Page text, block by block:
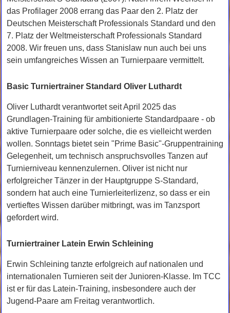
das Profilager 2008 errang das Paar den 2. Platz der
Deutschen Meisterschaft Professionals Standard und den
7. Platz der Weltmeisterschaft Professionals Standard
2008. Wir freuen uns, dass Stanislaw nun auch bei uns
sein umfangreiches Wissen an Turnierpaare vermittelt.
Basic Turniertrainer Standard Oliver Luthardt
Oliver Luthardt verantwortet seit April 2025 das
Grundlagen-Training für ambitionierte Standardpaare - ob
aktive Turnierpaare oder solche, die es vielleicht werden
wollen. Sonntags bietet sein "Prime Basic"-Gruppentraining
Gelegenheit, um technisch anspruchsvolles Tanzen auf
Turnierniveau kennenzulernen. Oliver ist nicht nur
erfolgreicher Tänzer in der Hauptgruppe S-Standard,
sondern hat auch eine Turnierleiterlizenz, so dass er ein
vertieftes Wissen darüber mitbringt, was im Tanzsport
gefordert wird.
Turniertrainer Latein Erwin Schleining
Erwin Schleining tanzte erfolgreich auf nationalen und
internationalen Turnieren seit der Junioren-Klasse. Im TCC
ist er für das Latein-Training, insbesondere auch der
Jugend-Paare am Freitag verantwortlich.